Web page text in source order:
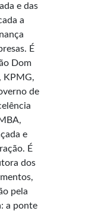
e das
a
É
Dom
KPMG,
de
e
É
dos
pela
a ponte